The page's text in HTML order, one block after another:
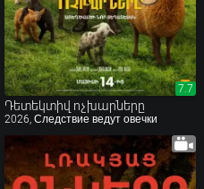
7.7
7.7
Դետեկտիվ ոչխարները
2026, Следствие ведут овечки